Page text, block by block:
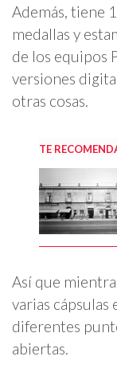
Además, tiene
medallas y
de los equipos
versiones
otras cosas.
TE
Así que
varias cápsulas
diferentes
abiertas.